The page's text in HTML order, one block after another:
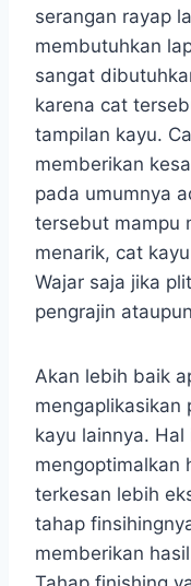
serangan rayap
membutuhkan
sangat
karena cat
tampilan kayu.
memberikan
pada umumnya
tersebut mampu
menarik, cat
Wajar saja jika
pengrajin
Akan lebih baik
mengaplikasikan
kayu lainnya.
mengoptimalkan
terkesan lebih
tahap
memberikan